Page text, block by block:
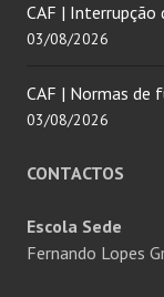
CAF |
03/08/2026
CAF | Normas de
03/08/2026
CONTACTOS
Escola Sede
Fernando Lopes